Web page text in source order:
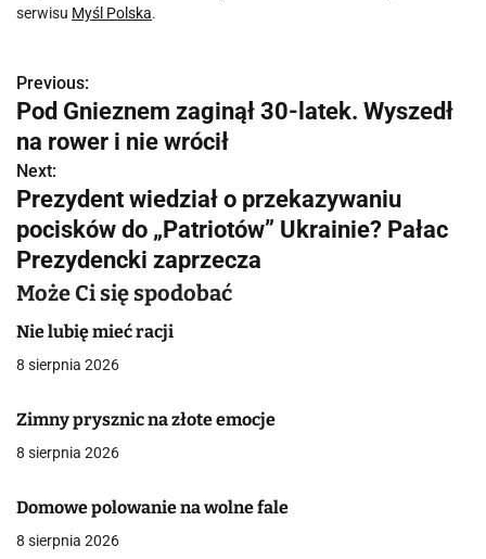
serwisu Myśl Polska.
N
a
w
i
g
a
c
j
a
w
p
i
Previous:
Pod Gnieznem zaginął 30-latek. Wyszedł
na rower i nie wrócił
Next:
Prezydent wiedział o przekazywaniu
pocisków do „Patriotów” Ukrainie? Pałac
Prezydencki zaprzecza
Może Ci się spodobać
Nie lubię mieć racji
8 sierpnia 2026
Zimny prysznic na złote emocje
8 sierpnia 2026
Domowe polowanie na wolne fale
8 sierpnia 2026